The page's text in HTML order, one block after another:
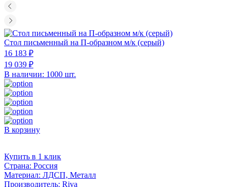
Стол письменный на П-образном м/к (серый)
16 183 ₽
19 039 ₽
В наличии: 1000 шт.
В корзину
Купить в 1 клик
Страна: Россия
Материал: ЛДСП, Металл
Производитель: Riva